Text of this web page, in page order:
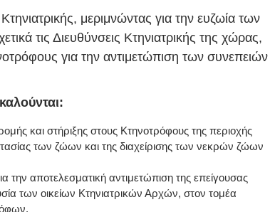
μεριμνώντας για την ευζωία των
τις Διευθύνσεις Κτηνιατρικής της χώρας,
για την αντιμετώπιση των συνεπειών
και στήριξης στους Κτηνοτρόφους της περιοχής
των ζώων και της διαχείρισης των νεκρών ζώων
την αποτελεσματική αντιμετώπιση της επείγουσας
των οικείων Κτηνιατρικών Αρχών, στον τομέα